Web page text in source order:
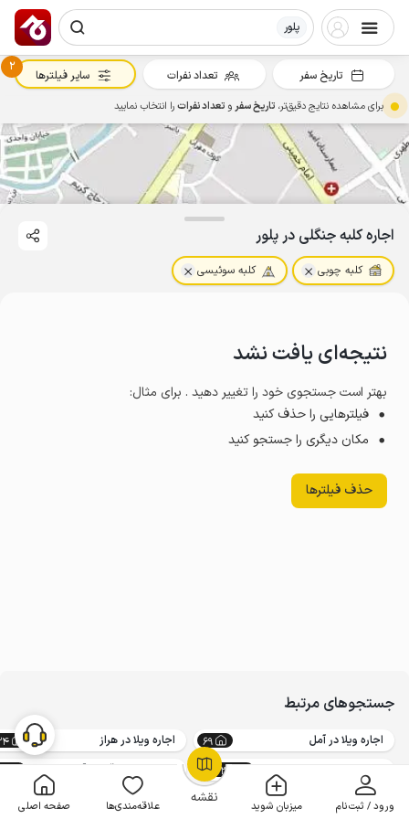
پلور
نقشه ورود / ثبت‌نام میزبان شوید علاقه‌مندی‌ها صفحه اصلی
OpenStreetMap
اجاره کلبه جنگلی در پلور
کلبه چوبی کلبه سوئیسی
نتیجه‌ای یافت نشد
بهتر است جستجوی خود را تغییر دهید . برای مثال:
فیلترهایی را حذف کنید
مکان دیگری را جستجو کنید
حذف فیلترها
جستجوهای مرتبط
اجاره ویلا در آمل 69 اجاره ویلا در هراز
14732 اجاره ویلا ییلاقی در آمل
تاریخ سفر تعداد نفرات
2
سایر فیلترها
برای مشاهده نتایج دقیق‌تر، تاریخ سفرو تعداد نفراترا انتخاب نمایید